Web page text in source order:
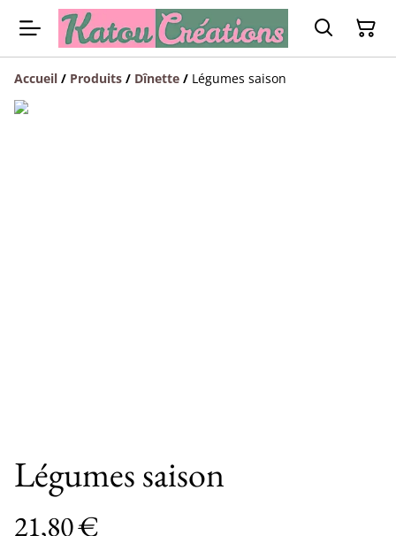
Accueil / Produits / Dînette / Légumes saison
Légumes saison
21,80 €